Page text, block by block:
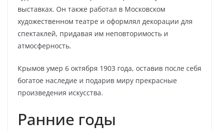
выставках. Он также работал в Московском
художественном театре и оформлял декорации для
спектаклей, придавая им неповторимость и
атмосферность.
Крымов умер 6 октября 1903 года, оставив после себя
богатое наследие и подарив миру прекрасные
произведения искусства.
Ранние годы